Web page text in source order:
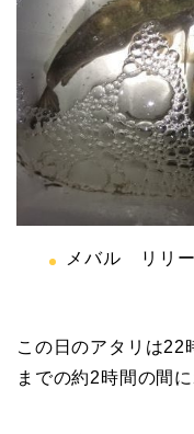
メバル リリ
この日のアタリは22
までの約2時間の間